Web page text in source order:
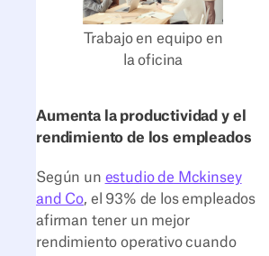
Trabajo en equipo en
la oficina
Aumenta la productividad y el
rendimiento de los empleados
Según un estudio de Mckinsey
and Co, el 93% de los empleados
afirman tener un mejor
rendimiento operativo cuando